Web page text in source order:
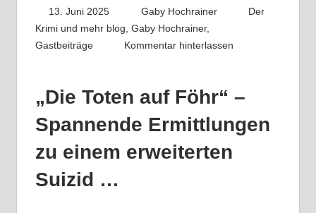
13. Juni 2025 Gaby Hochrainer
Der
Krimi und mehr blog, Gaby Hochrainer,
Gastbeiträge
Kommentar hinterlassen
„Die Toten auf Föhr“ –
Spannende Ermittlungen
zu einem erweiterten
Suizid …